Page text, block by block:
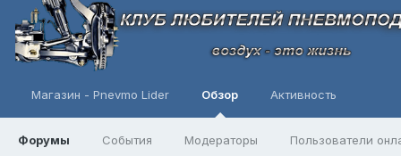
Магазин - Pnevmo Lider Обзор
Форумы События Модераторы Пользователи
Активность